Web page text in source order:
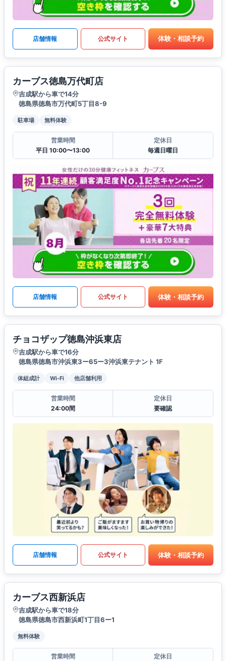
店舗情報 公式サイト 体験・相談予約
カーブス徳島万代町店
吉成駅から車で14分
徳島県徳島市万代町5丁目8-9
駐車場 無料体験
営業時間
平日 10:00〜13:00
定休日
毎週日曜日
店舗情報 公式サイト 体験・相談予約
チョコザップ徳島沖浜東店
吉成駅から車で16分
徳島県徳島市沖浜東3ー65ー3沖浜東テナント 1F
体組成計 Wi-Fi 他店舗利用
営業時間
24:00間
定休日
要確認
店舗情報 公式サイト 体験・相談予約
カーブス西新浜店
吉成駅から車で18分
徳島県徳島市西新浜町1丁目6ー1
無料体験
営業時間
定休日